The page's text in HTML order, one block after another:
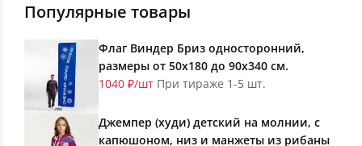
Популярные товары
Флаг Виндер Бриз односторонний,
размеры от 50х180 до 90х340 см.
1040 ₽/шт При тираже 1-5 шт.
Джемпер (худи) детский на молнии, с
капюшоном, низ и манжеты из рибаны